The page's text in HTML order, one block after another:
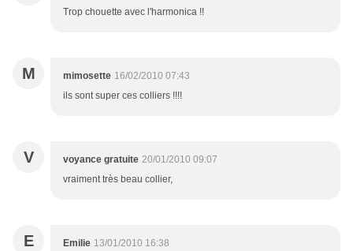
Trop chouette avec l'harmonica !!
M mimosette 16/02/2010 07:43
ils sont super ces colliers !!!!
V voyance gratuite 20/01/2010 09:07
vraiment très beau collier,
E Emilie 13/01/2010 16:38